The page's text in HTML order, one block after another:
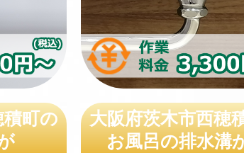
積町の
大阪府茨木市西穂
お風呂の排水溝